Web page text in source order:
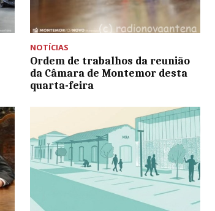
NOTÍCIAS
Ordem de trabalhos da reunião
da Câmara de Montemor desta
quarta-feira